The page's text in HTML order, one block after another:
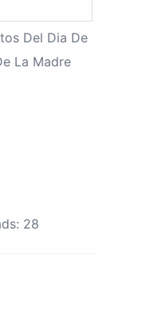
Del Dia De
La Madre
28